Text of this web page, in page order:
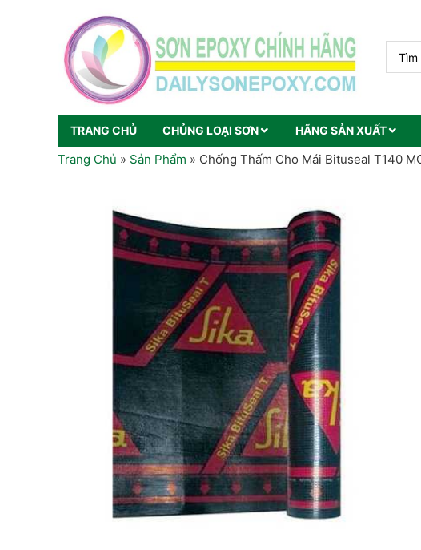
TRANG CHỦ CHỦNG LOẠI SƠN HÃNG SẢN XUẤT
Trang Chủ » Sản Phẩm » Chống Thấm Cho Mái Bituseal T140